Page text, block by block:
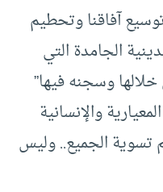
آفاقنا وتحطيم
الجامدة التي
وسجنه فيها”
والإنسانية
تسوية الجميع.. وليس